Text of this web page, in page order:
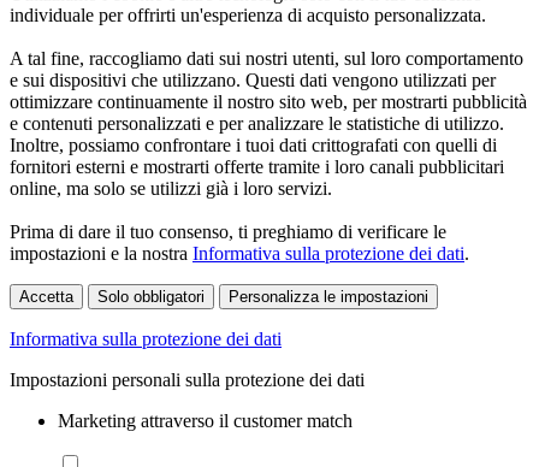
individuale per offrirti un'esperienza di acquisto personalizzata.
A tal fine, raccogliamo dati sui nostri utenti, sul loro comportamento
e sui dispositivi che utilizzano. Questi dati vengono utilizzati per
ottimizzare continuamente il nostro sito web, per mostrarti pubblicità
e contenuti personalizzati e per analizzare le statistiche di utilizzo.
Inoltre, possiamo confrontare i tuoi dati crittografati con quelli di
fornitori esterni e mostrarti offerte tramite i loro canali pubblicitari
online, ma solo se utilizzi già i loro servizi.
Prima di dare il tuo consenso, ti preghiamo di verificare le
impostazioni e la nostra Informativa sulla protezione dei dati.
Accetta Solo obbligatori Personalizza le impostazioni
Informativa sulla protezione dei dati
Impostazioni personali sulla protezione dei dati
Marketing attraverso il customer match